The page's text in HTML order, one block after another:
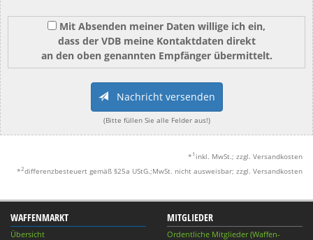
Mit Absenden meiner Daten willige ich ein,
dass der VDB meine Kontaktdaten direkt
an den oben genannten Empfänger übermittelt.
Nachricht versenden
(Bitte füllen Sie alle Felder aus!)
* 1 inkl. MwSt.; zzgl. Versandkosten
*2differenzbesteuert gemäß §25a UStG.;MwSt. nicht ausweisbar; zzgl. Versandkosten
WAFFENMARKT
Übersicht
MITGLIEDER
Ordentliche Mitglieder (Waffen-